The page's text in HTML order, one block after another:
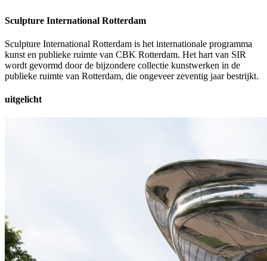
Sculpture International Rotterdam
Sculpture International Rotterdam is het internationale programma
kunst en publieke ruimte van CBK Rotterdam. Het hart van SIR
wordt gevormd door de bijzondere collectie kunstwerken in de
publieke ruimte van Rotterdam, die ongeveer zeventig jaar bestrijkt.
uitgelicht